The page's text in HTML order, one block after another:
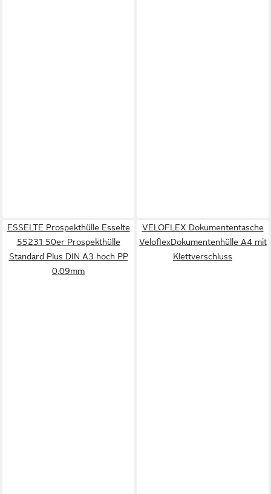
ESSELTE Prospekthülle Esselte
55231 50er Prospekthülle
Standard Plus DIN A3 hoch PP
0,09mm
VELOFLEX Dokumententasche
VeloflexDokumentenhülle A4 mit
Klettverschluss